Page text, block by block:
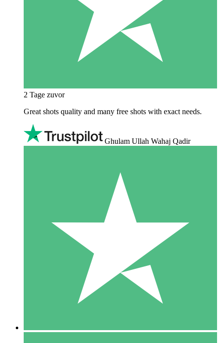
2 Tage zuvor
Great shots quality and many free shots with exact needs.
Ghulam Ullah Wahaj Qadir